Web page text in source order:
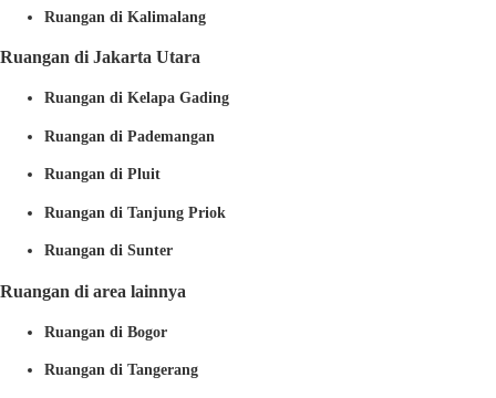
Ruangan di Kalimalang
Ruangan di Jakarta Utara
Ruangan di Kelapa Gading
Ruangan di Pademangan
Ruangan di Pluit
Ruangan di Tanjung Priok
Ruangan di Sunter
Ruangan di area lainnya
Ruangan di Bogor
Ruangan di Tangerang